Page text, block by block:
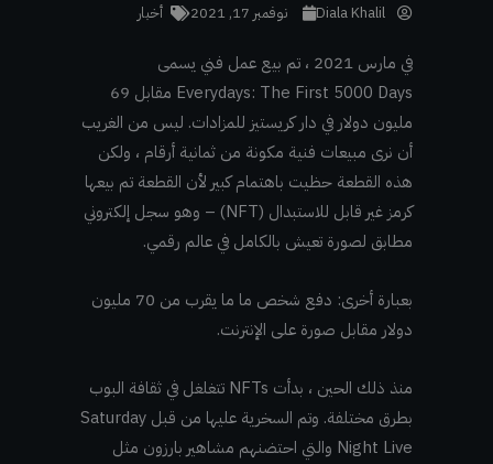
Diala Khalil نوفمبر 17, 2021 أخبار
في مارس 2021 ، تم بيع عمل فني يسمى
Everydays: The First 5000 Days مقابل 69
مليون دولار في دار كريستيز للمزادات. ليس من الغريب
أن نرى مبيعات فنية مكونة من ثمانية أرقام ، ولكن
هذه القطعة حظيت باهتمام كبير لأن القطعة تم بيعها
كرمز غير قابل للاستبدال (NFT) – وهو سجل إلكتروني
مطابق لصورة تعيش بالكامل في عالم رقمي.
بعبارة أخرى: دفع شخص ما ما يقرب من 70 مليون
دولار مقابل صورة على الإنترنت.
منذ ذلك الحين ، بدأت NFTs تتغلغل في ثقافة البوب
بطرق مختلفة.
وتم السخرية عليها من قبل Saturday
Night Live والتي احتضنهم مشاهير بارزون مثل